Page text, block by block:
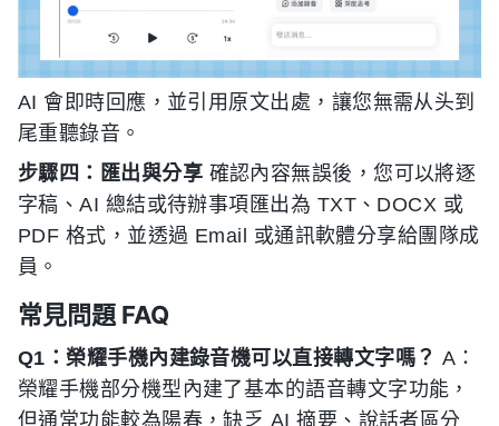
AI 會即時回應，並引用原文出處，讓您無需从头到
尾重聽錄音。
步驟四：匯出與分享 確認內容無誤後，您可以將逐
字稿、AI 總結或待辦事項匯出為 TXT、DOCX 或
PDF 格式，並透過 Email 或通訊軟體分享給團隊成
員。
常見問題 FAQ
Q1：榮耀手機內建錄音機可以直接轉文字嗎？ A：
榮耀手機部分機型內建了基本的語音轉文字功能，
但通常功能較為陽春，缺乏 AI 摘要、說話者區分